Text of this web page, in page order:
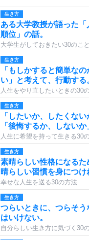
生き方
ある大学教授が語った「
順位」の話。
大学生がしておきたい30のこと
生き方
「もしかすると簡単な
い」と考えて、行動する
人生をやり直したいときの30
生き方
「したいか、したくない
「後悔するか、しないか
人生に希望を持って生きる30
生き方
素晴らしい性格になるた
晴らしい習慣を身につけ
幸せな人生を送る30の方法
生き方
つらいときに、つらそう
はいけない。
自分らしい生き方に気づく30